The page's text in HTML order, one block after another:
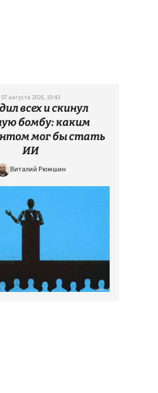
07 августа 2026, 10:43
всех и скинул
бомбу: каким
мог бы стать
ИИ
Виталий Рюмшин